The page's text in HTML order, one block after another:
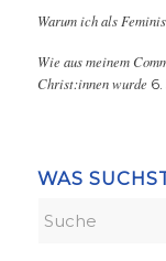
Warum ich als
Wie aus meinem
Christ:innen wurde
WAS